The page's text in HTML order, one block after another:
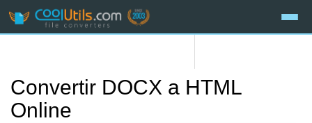
Convertir DOCX a HTML
Online